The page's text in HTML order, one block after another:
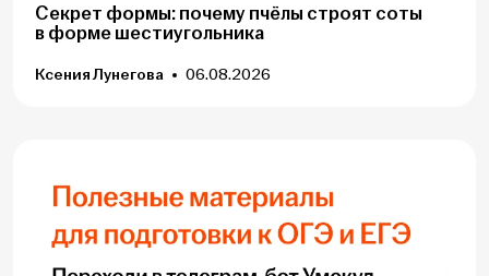
Секрет формы: почему пчёлы строят соты
в форме шестиугольника
Ксения Лунегова 06.08.2026